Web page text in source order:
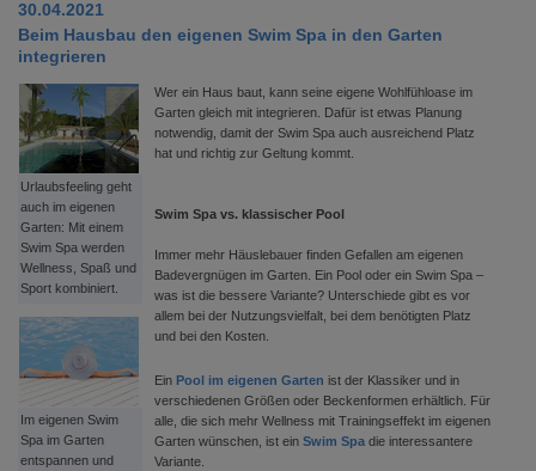
30.04.2021
Beim Hausbau den eigenen Swim Spa in den Garten
integrieren
Urlaubsfeeling geht
auch im eigenen
Garten: Mit einem
Swim Spa werden
Wellness, Spaß und
Sport kombiniert.
Im eigenen Swim
Spa im Garten
entspannen und
Wer ein Haus baut, kann seine eigene Wohlfühloase im
Garten gleich mit integrieren. Dafür ist etwas Planung
notwendig, damit der Swim Spa auch ausreichend Platz
hat und richtig zur Geltung kommt.
Swim Spa vs. klassischer Pool
Immer mehr Häuslebauer finden Gefallen am eigenen
Badevergnügen im Garten. Ein Pool oder ein Swim Spa –
was ist die bessere Variante? Unterschiede gibt es vor
allem bei der Nutzungsvielfalt, bei dem benötigten Platz
und bei den Kosten.
Ein Pool im eigenen Garten ist der Klassiker und in
verschiedenen Größen oder Beckenformen erhältlich. Für
alle, die sich mehr Wellness mit Trainingseffekt im eigenen
Garten wünschen, ist ein Swim Spa die interessantere
Variante.